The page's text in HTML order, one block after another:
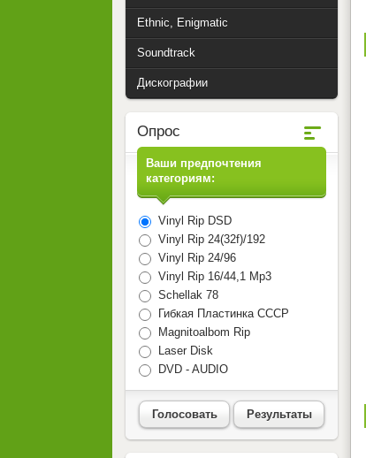
Ethnic, Enigmatic
Soundtrack
Дискографии
Опрос
Ваши предпочтения
категориям:
Vinyl Rip DSD
Vinyl Rip 24(32f)/192
Vinyl Rip 24/96
Vinyl Rip 16/44,1 Mp3
Schellak 78
Гибкая Пластинка СССР
Magnitoalbom Rip
Laser Disk
DVD - AUDIO
Голосовать Результаты